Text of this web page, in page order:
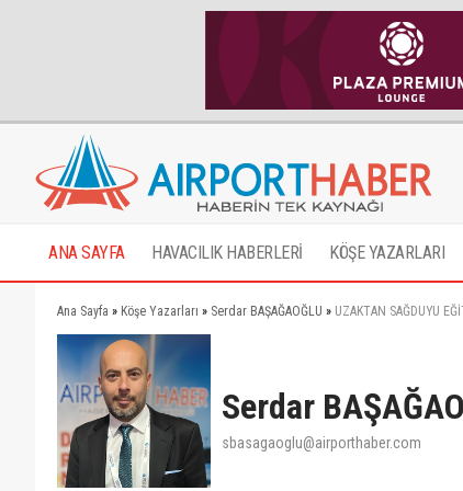
ANA SAYFA HAVACILIK HABERLERİ KÖŞE YAZARLARI
Ana Sayfa » Köşe Yazarları » Serdar BAŞAĞAOĞLU » UZAKTAN SAĞDUYU
Serdar
sbasagaoglu@airporthaber.com